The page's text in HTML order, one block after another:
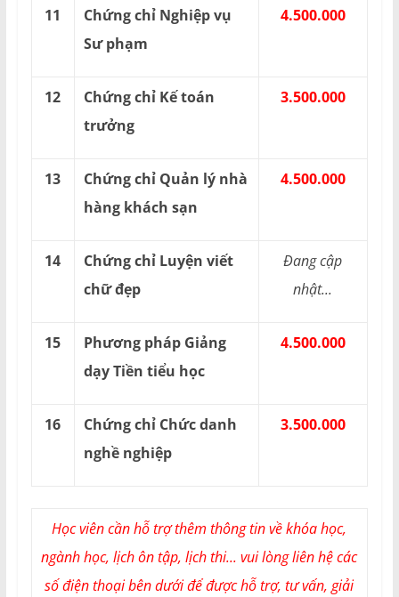
11
Chứng chỉ Nghiệp vụ
Sư phạm
4.500.000
12
Chứng chỉ Kế toán
trưởng
3.500.000
13
Chứng chỉ Quản lý nhà
hàng khách sạn
4.500.000
14
Chứng chỉ Luyện viết
chữ đẹp
Đang cập
nhật...
15
Phương pháp Giảng
dạy Tiền tiểu học
4.500.000
16
Chứng chỉ Chức danh
nghề nghiệp
3.500.000
Học viên cần hỗ trợ thêm thông tin về khóa học,
ngành học, lịch ôn tập, lịch thi... vui lòng liên hệ các
số điện thoại bên dưới để được hỗ trợ, tư vấn, giải